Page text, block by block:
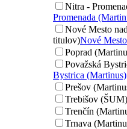
Nitra -
Promenada
Nové Mesto
titulov)Nové
Poprad
Považská
Bystrica (Martinus)
Prešov
Trebišov
Trenčín
Trnava